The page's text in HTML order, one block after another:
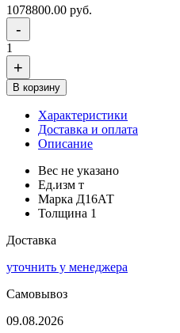
1078800.00 руб.
-
1
+
В корзину
Характеристики
Доставка и оплата
Описание
Вес не указано
Ед.изм т
Марка Д16АТ
Толщина 1
Доставка
уточнить у менеджера
Самовывоз
09.08.2026